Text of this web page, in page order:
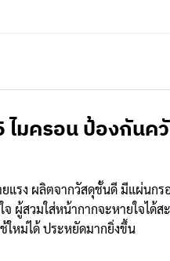
ไมครอน ป้องกันค
รง ผลิตจากวัสดุชั้นดี มีแผ่นกร
ผู้สวมใส่หน้ากากจะหายใจไ
ใหม่ได้ ประหยัดมากยิ่งขึ้น